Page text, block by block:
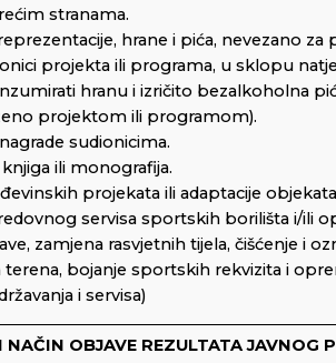
stranama.
hrane i pića, nevezano
projekta ili programa, u sklopu
hranu i izričito bezalkoholna
projektom ili programom).
sudionicima.
ili monografija.
projekata ili adaptacije objekata
servisa sportskih borilišta i/ili
zamjena rasvjetnih tijela, čišćenje i
bojanje sportskih rekvizita i
i servisa)
NAČIN OBJAVE REZULTATA JAVNOG